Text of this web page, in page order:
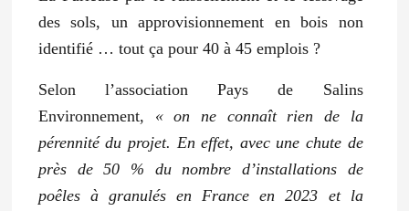
des sols, un approvisionnement en bois non
identifié … tout ça pour 40 à 45 emplois ?
Selon l’association Pays de Salins
Environnement, «on ne connaît rien de la
pérennité du projet. En effet, avec une chute de
près de 50 % du nombre d’installations de
poêles à granulés en France en 2023 et la